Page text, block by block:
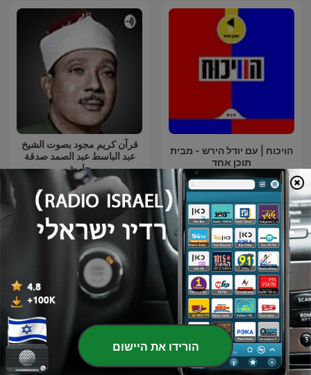
הויכוח | עם יודל הירש - מבית
תוכן אחד
قرآن كريم مجود بصوت الشيخ
عبد الباسط عبد الصمد صدقة
جارية
Yerushalmi
דף יומי הר עציון - חוליןהורידו את היישום